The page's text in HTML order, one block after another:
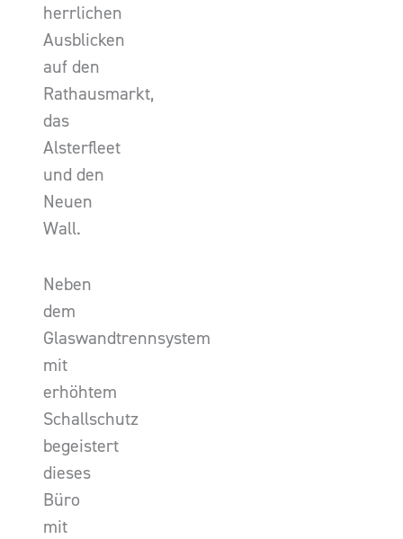
herrlichen
Ausblicken
auf den
Rathausmarkt,
das
Alsterfleet
und den
Neuen
Wall.
Neben
dem
Glaswandtrennsystem
mit
erhöhtem
Schallschutz
begeistert
dieses
Büro
mit